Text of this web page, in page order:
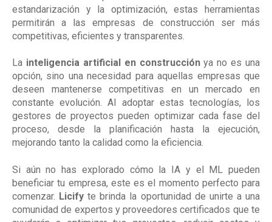
estandarización y la optimización, estas herramientas
permitirán a las empresas de construcción ser más
competitivas, eficientes y transparentes​.
La inteligencia artificial en construcciónya no es una
opción, sino una necesidad para aquellas empresas que
deseen mantenerse competitivas en un mercado en
constante evolución. Al adoptar estas tecnologías, los
gestores de proyectos pueden optimizar cada fase del
proceso, desde la planificación hasta la ejecución,
mejorando tanto la calidad como la eficiencia.
Si aún no has explorado cómo la IA y el ML pueden
beneficiar tu empresa, este es el momento perfecto para
comenzar. Licify te brinda la oportunidad de unirte a una
comunidad de expertos y proveedores certificados que te